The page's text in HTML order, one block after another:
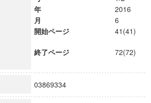
年
2016
月
6
開始ページ
41(41)
終了ページ 72(72)
03869334